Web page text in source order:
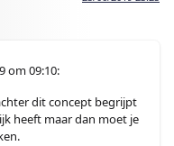
om 09:10:
dit concept begrijpt
heeft maar dan moet je